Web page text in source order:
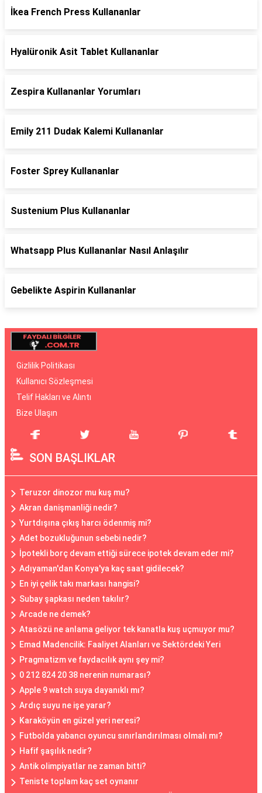
İkea French Press Kullananlar
Hyalüronik Asit Tablet Kullananlar
Zespira Kullananlar Yorumları
Emily 211 Dudak Kalemi Kullananlar
Foster Sprey Kullananlar
Sustenium Plus Kullananlar
Whatsapp Plus Kullananlar Nasıl Anlaşılır
Gebelikte Aspirin Kullananlar
Gizlilik Politikası
Kullanıcı Sözleşmesi
Telif Hakları ve Alıntı
Bize Ulaşın
SON BAŞLIKLAR
Teruzor dinozor mu kuş mu?
Akran danişmanliği nedir?
Yurtdışına çıkış harcı ödenmiş mi?
Adet bozukluğunun sebebi nedir?
İpotekli borç devam ettiği sürece ipotek devam eder mi?
Adıyaman'dan Konya'ya kaç saat gidilecek?
En iyi çelik takı markası hangisi?
Subay şapkası neden takılır?
Arcade ne demek?
Atasözü ne anlama geliyor tek kanatla kuş uçmuyor mu?
Emad Madencilik: Faaliyet Alanları ve Sektördeki Yeri
Pragmatizm ve faydacılık aynı şey mi?
0 212 824 20 38 nerenin numarası?
Apple 9 watch suya dayanıklı mı?
Ardıç suyu ne işe yarar?
Karaköyün en güzel yeri neresi?
Futbolda yabancı oyuncu sınırlandırılması olmalı mı?
Hafif şaşılık nedir?
Antik olimpiyatlar ne zaman bitti?
Teniste toplam kaç set oynanır